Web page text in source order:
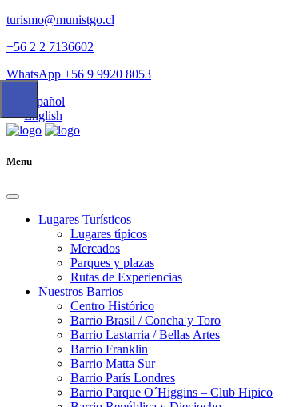
turismo@munistgo.cl
+56 2 2 7136602
WhatsApp +56 9 9920 8053
Español
English
Menu
Lugares Turísticos
Lugares tí­picos
Mercados
Parques y plazas
Rutas de Experiencias
Nuestros Barrios
Centro Histórico
Barrio Brasil / Concha y Toro
Barrio Lastarria / Bellas Artes
Barrio Franklin
Barrio Matta Sur
Barrio Parí­s Londres
Barrio Parque O´Higgins – Club Hipico